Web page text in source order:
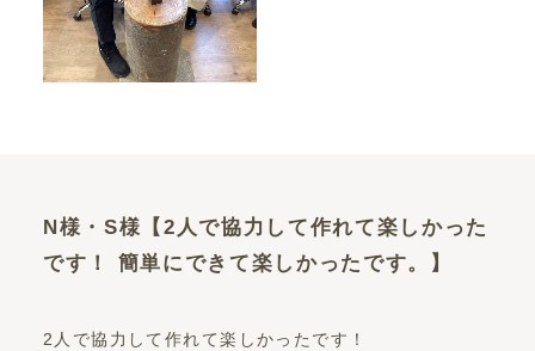
N様・S様【2人で協力して作れて楽しかった
です！ 簡単にできて楽しかったです。】
2人で協力して作れて楽しかったです！